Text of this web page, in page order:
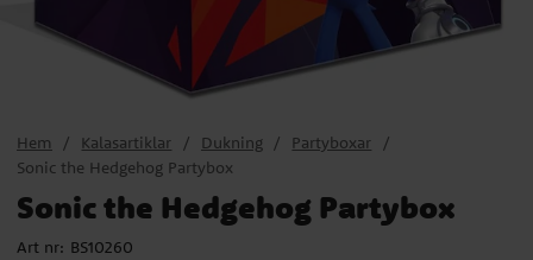
Hem Kalasartiklar Dukning
Partyboxar
Sonic the Hedgehog Partybox
Sonic the Hedgehog Partybox
Art nr: BS10260